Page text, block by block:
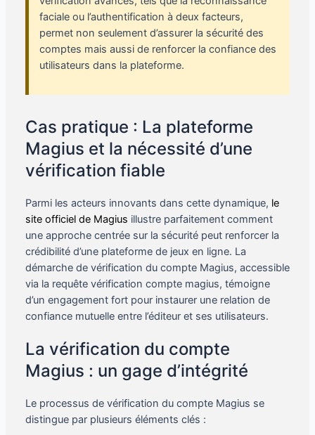
faciale ou l’authentification à deux facteurs,
permet non seulement d’assurer la sécurité des
comptes mais aussi de renforcer la confiance des
utilisateurs dans la plateforme.
Cas pratique : La plateforme
Magius et la nécessité d’une
vérification fiable
Parmi les acteurs innovants dans cette dynamique, le
site officiel de Magius illustre parfaitement comment
une approche centrée sur la sécurité peut renforcer la
crédibilité d’une plateforme de jeux en ligne. La
démarche de vérification du compte Magius, accessible
via la requête vérification compte magius, témoigne
d’un engagement fort pour instaurer une relation de
confiance mutuelle entre l’éditeur et ses utilisateurs.
La vérification du compte
Magius : un gage d’intégrité
Le processus de vérification du compte Magius se
distingue par plusieurs éléments clés :